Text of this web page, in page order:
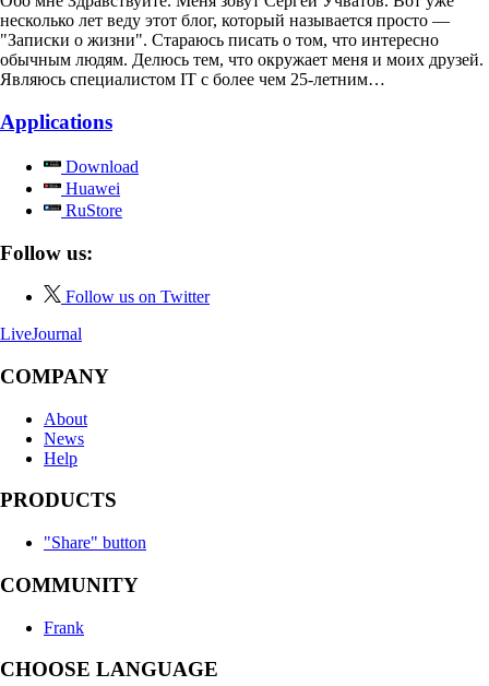
несколько лет веду этот блог, который называется просто —
"Записки о жизни". Стараюсь писать о том, что интересно
обычным людям. Делюсь тем, что окружает меня и моих друзей.
Являюсь специалистом IT с более чем 25-летним…
Applications
Download
Huawei
RuStore
Follow us:
Follow us on Twitter
LiveJournal
COMPANY
About
News
Help
PRODUCTS
"Share" button
COMMUNITY
Frank
CHOOSE LANGUAGE